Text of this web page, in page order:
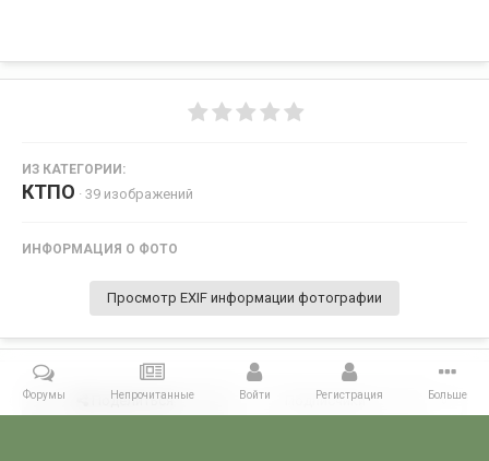
ИЗ КАТЕГОРИИ:
КТПО · 39 изображений
ИНФОРМАЦИЯ О ФОТО
Просмотр EXIF информации фотографии
Поделиться Подписчики 0
Форумы Непрочитанные Войти Регистрация Больше